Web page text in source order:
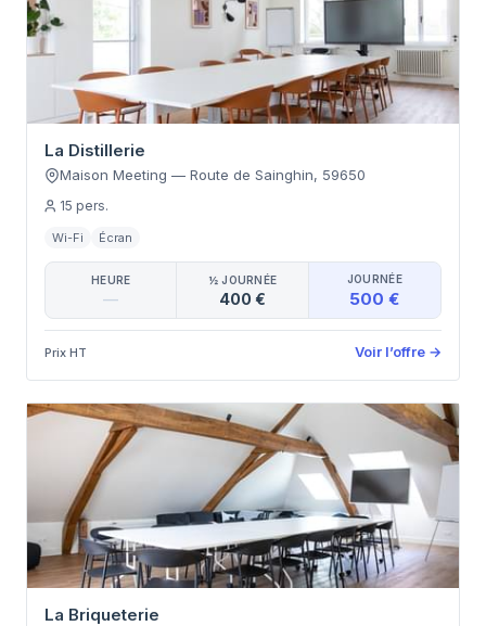
La Distillerie
Maison Meeting — Route de Sainghin, 59650
15 pers.
Wi-Fi Écran
HEURE
—
½ JOURNÉE
400 €
JOURNÉE
500 €
Prix HT Voir l’offre →
La Briqueterie